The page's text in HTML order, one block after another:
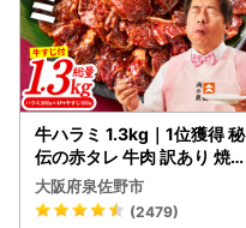
牛ハラミ 1.3kg｜1位獲得 秘
伝の赤タレ 牛肉 訳あり 焼
肉 BBQ
大阪府泉佐野市
(2479)